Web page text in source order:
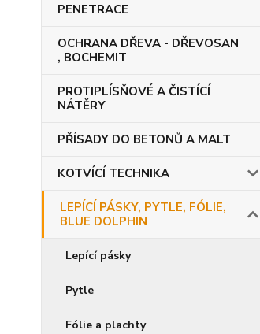
PENETRACE
OCHRANA DŘEVA - DŘEVOSAN
, BOCHEMIT
PROTIPLÍSŇOVÉ A ČISTÍCÍ
NÁTĚRY
PŘÍSADY DO BETONŮ A MALT
KOTVÍCÍ TECHNIKA
LEPÍCÍ PÁSKY, PYTLE, FÓLIE,
BLUE DOLPHIN
Lepící pásky
Pytle
Fólie a plachty